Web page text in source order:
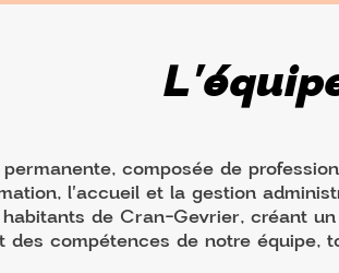
composée de
l'accueil et la gestion
de Cran-Gevrier, créant
compétences de notre équipe,